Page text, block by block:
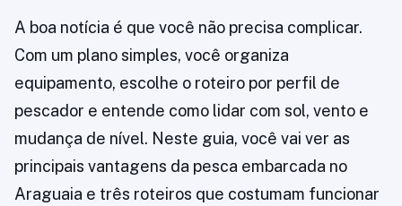
A boa notícia é que você não precisa complicar.
Com um plano simples, você organiza
equipamento, escolhe o roteiro por perfil de
pescador e entende como lidar com sol, vento e
mudança de nível. Neste guia, você vai ver as
principais vantagens da pesca embarcada no
Araguaia e três roteiros que costumam funcionar